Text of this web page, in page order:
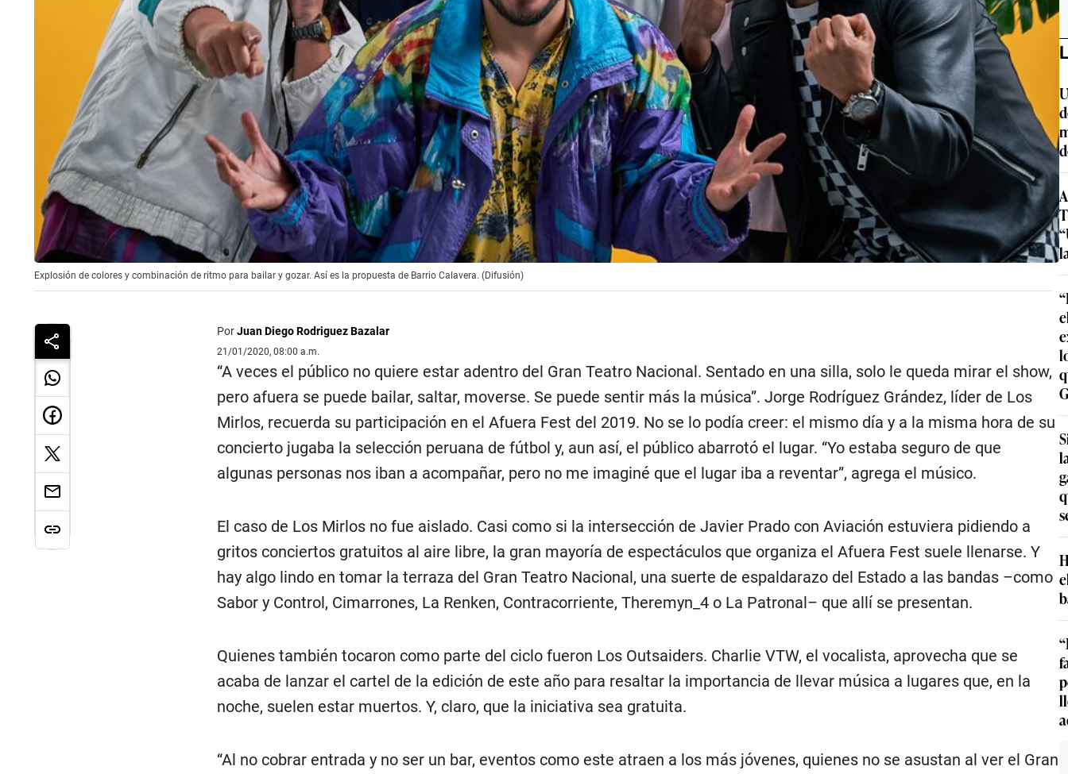
Explosión de colores y combinación de ritmo para bailar y gozar. Así es la propuesta de Barrio Calavera. (Difusión)
PorJuan Diego Rodriguez Bazalar
21/01/2020, 08:00 a.m.
“A veces el público no quiere estar adentro del Gran Teatro Nacional. Sentado en una silla, solo le queda mirar el show,
pero afuera se puede bailar, saltar, moverse. Se puede sentir más la música”. Jorge Rodríguez Grández, líder de Los
Mirlos, recuerda su participación en el Afuera Fest del 2019. No se lo podía creer: el mismo día y a la misma hora de su
concierto jugaba la selección peruana de fútbol y, aun así, el público abarrotó el lugar. “Yo estaba seguro de que
algunas personas nos iban a acompañar, pero no me imaginé que el lugar iba a reventar”, agrega el músico.
El caso de Los Mirlos no fue aislado. Casi como si la intersección de Javier Prado con Aviación estuviera pidiendo a
gritos conciertos gratuitos al aire libre, la gran mayoría de espectáculos que organiza el Afuera Fest suele llenarse. Y
hay algo lindo en tomar la terraza del Gran Teatro Nacional, una suerte de espaldarazo del Estado a las bandas –como
Sabor y Control, Cimarrones, La Renken, Contracorriente, Theremyn_4 o La Patronal– que allí se presentan.
Quienes también tocaron como parte del ciclo fueron Los Outsaiders. Charlie VTW, el vocalista, aprovecha que se
acaba de lanzar el cartel de la edición de este año para resaltar la importancia de llevar música a lugares que, en la
noche, suelen estar muertos. Y, claro, que la iniciativa sea gratuita.
“Al no cobrar entrada y no ser un bar, eventos como este atraen a los más jóvenes, quienes no se asustan al ver el Gran